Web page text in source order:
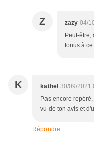
Z zazy 04/
Peut-
tonus à
K kathel 30/09/2021
Pas encore
vu de ton avis et
Répondre